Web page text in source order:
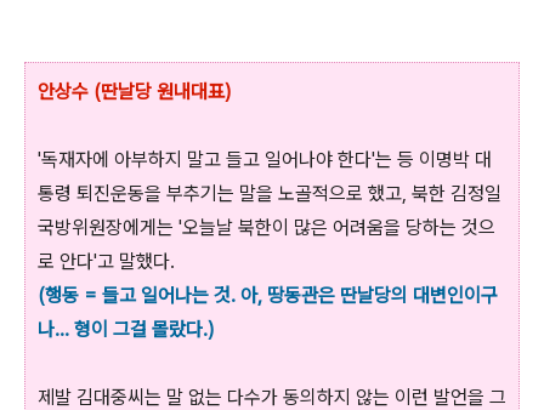
안상수 (딴날당 원내대표)
'독재자에 아부하지 말고 들고 일어나야 한다'는 등 이명박 대
통령 퇴진운동을 부추기는 말을 노골적으로 했고, 북한 김정일
국방위원장에게는 '오늘날 북한이 많은 어려움을 당하는 것으
로 안다'고 말했다.
(행동 = 들고 일어나는 것. 아, 땅동관은 딴날당의 대변인이구
나... 형이 그걸 몰랐다.)
제발 김대중씨는 말 없는 다수가 동의하지 않는 이런 발언을 그